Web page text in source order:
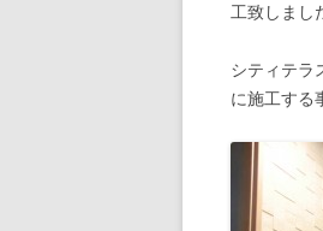
工致しまし
シティテラ
に施工する